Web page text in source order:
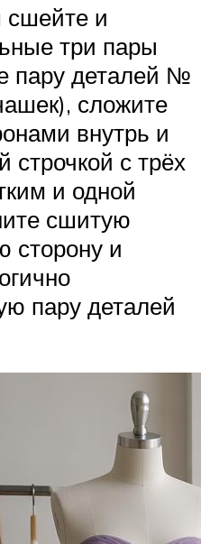
сшейте и
три пары
пару деталей №
сложите
внутрь и
строчкой с трёх
и одной
сшитую
сторону и
пару деталей